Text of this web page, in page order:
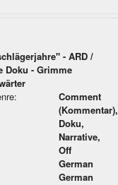
- ARD /
Doku - Grimme
Comment
(Kommentar),
Doku,
Narrative,
Off
German
German